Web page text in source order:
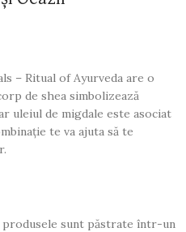
– Ritual of Ayurveda are o
de shea simbolizează
uleiul de migdale este asociat
te va ajuta să te
produsele sunt păstrate într-un